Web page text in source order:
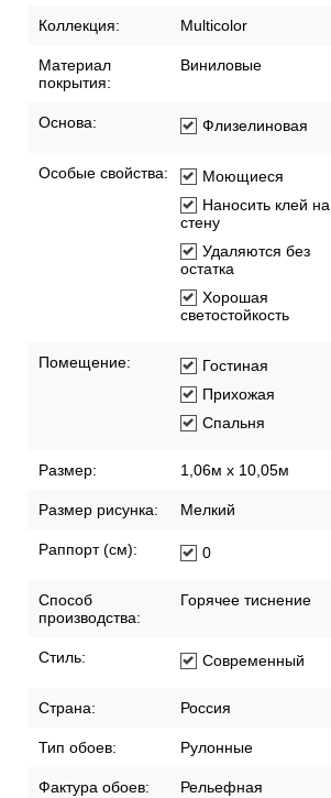
Коллекция: Multicolor
Материал
покрытия:
Виниловые
Основа: Флизелиновая
Особые свойства:
Моющиеся
Наносить клей на
стену
Удаляются без
остатка
Хорошая
светостойкость
Помещение:
Гостиная
Прихожая
Спальня
Размер: 1,06м х 10,05м
Размер рисунка: Мелкий
Раппорт (см): 0
Способ
производства:
Горячее тиснение
Стиль: Современный
Страна: Россия
Тип обоев: Рулонные
Фактура обоев: Рельефная